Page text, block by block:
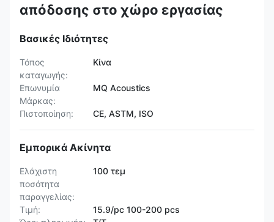
απόδοσης στο χώρο εργασίας
Βασικές Ιδιότητες
Τόπος
καταγωγής:
Κίνα
Επωνυμία
Μάρκας:
MQ Acoustics
Πιστοποίηση: CE, ASTM, ISO
Εμπορικά Ακίνητα
Ελάχιστη
ποσότητα
παραγγελίας:
100 τεμ
Τιμή:
15.9/pc 100-200 pcs